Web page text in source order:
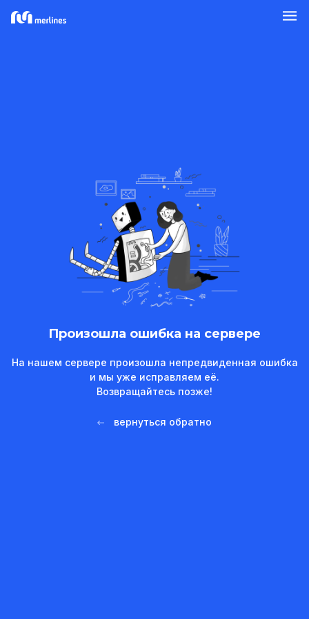
Произошла ошибка на сервере
На нашем сервере произошла непредвиденная ошибка
и мы уже исправляем её.
Возвращайтесь позже!
вернуться обратно